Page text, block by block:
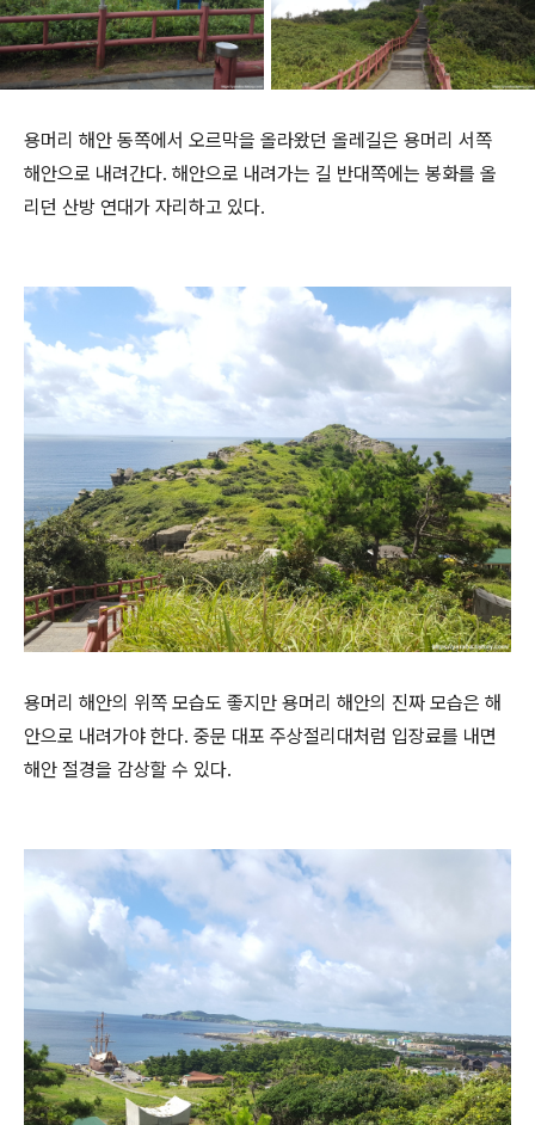
용머리 해안 동쪽에서 오르막을 올라왔던 올레길은 용머리 서쪽
해안으로 내려간다. 해안으로 내려가는 길 반대쪽에는 봉화를 올
리던 산방 연대가 자리하고 있다.
용머리 해안의 위쪽 모습도 좋지만 용머리 해안의 진짜 모습은 해
안으로 내려가야 한다. 중문 대포 주상절리대처럼 입장료를 내면
해안 절경을 감상할 수 있다.